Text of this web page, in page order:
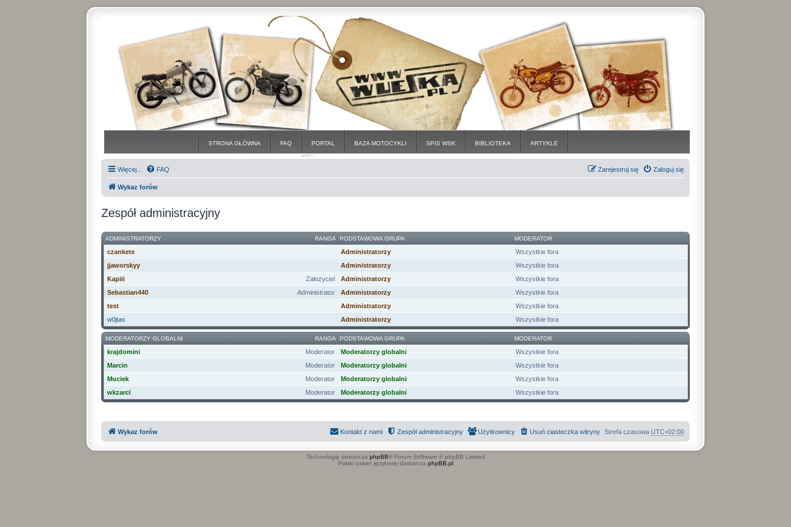
STRONA GŁÓWNA FAQ PORTAL BAZA MOTOCYKLI SPIS WSK BIBLIOTEKA ARTYKLE
Więcej… FAQ Zaloguj się
Zarejestruj się
Wykaz forów
Zespół administracyjny
RANGA
ADMINISTRATORZY PODSTAWOWA GRUPA MODERATOR
czankete Administratorzy
Wszystkie fora
jjaworskyy
Administratorzy
Wszystkie fora
Założyciel
Kapiii Administratorzy
Wszystkie fora
Administrator
Sebastian440 Administratorzy
Wszystkie fora
test
Administratorzy
Wszystkie fora
w0jtas
Administratorzy Wszystkie fora
RANGA
MODERATORZY GLOBALNI PODSTAWOWA GRUPA MODERATOR
Moderator
krajdomini Moderatorzy globalni
Wszystkie fora
Moderator
Marcin Moderatorzy globalni
Wszystkie fora
Moderator
Muciek Moderatorzy globalni
Wszystkie fora
Moderator
wkzarci Moderatorzy globalni Wszystkie fora
Wykaz forów Strefa czasowa UTC+02:00
Usuń ciasteczka witryny
Użytkownicy
Zespół administracyjny
Kontakt z nami
Technologię dostarcza phpBB® Forum Software © phpBB Limited
Polski pakiet językowy dostarcza phpBB.pl